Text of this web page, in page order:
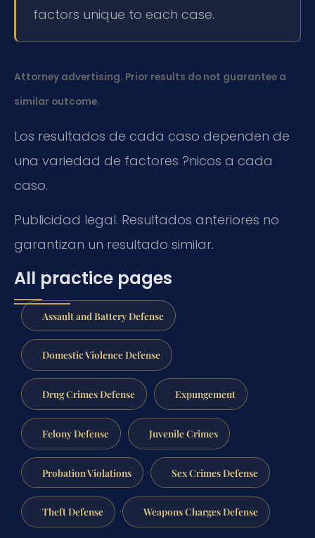
factors unique to each case.
Attorney advertising. Prior results do not guarantee a
similar outcome.
Los resultados de cada caso dependen de
una variedad de factores ?nicos a cada
caso.
Publicidad legal. Resultados anteriores no
garantizan un resultado similar.
All practice pages
Assault and Battery Defense
Domestic Violence Defense
Drug Crimes Defense Expungement
Felony Defense Juvenile Crimes
Probation Violations Sex Crimes Defense
Theft Defense Weapons Charges Defense